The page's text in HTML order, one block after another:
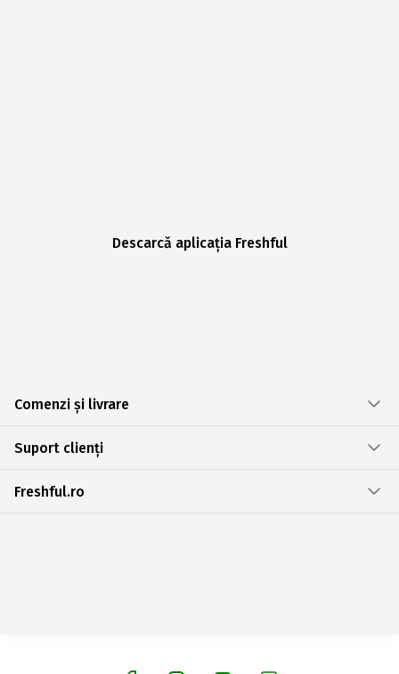
Descarcă aplicația Freshful
Comenzi și livrare
Suport clienți
Freshful.ro